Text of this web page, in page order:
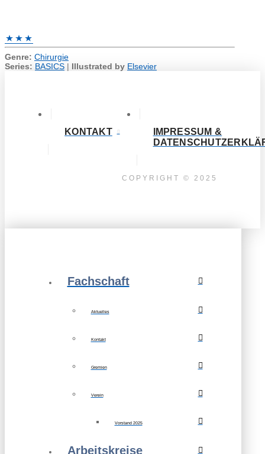
Genre: Chirurgie
Series: BASICS | Illustrated by Elsevier
KONTAKT
IMPRESSUM &
COPYRIGHT © 2025
Fachschaft
Aktuelles
Kontakt
Gremien
Verein
Vorstand 2025
Arbeitskreise